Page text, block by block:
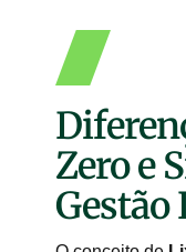
Zero e
Gestão